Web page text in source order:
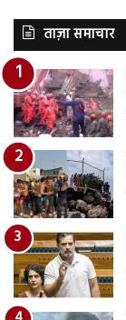
ताज़ा समाचार